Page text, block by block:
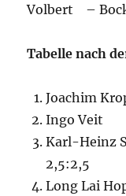
Volbert –
Tabelle nach
Ingo
Karl-
2,5:2,5
Long